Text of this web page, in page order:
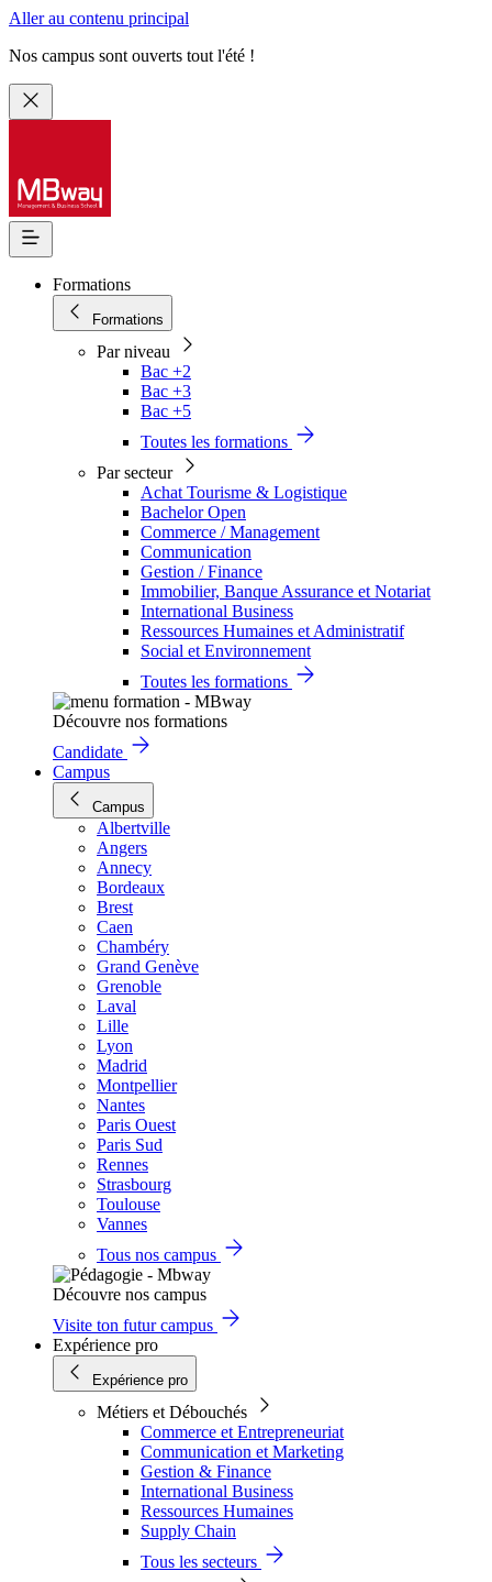
Aller au contenu principal
Nos campus sont ouverts tout l'été !
Formations
Formations
Par niveau
Bac +2
Bac +3
Bac +5
Toutes les formations
Par secteur
Achat Tourisme & Logistique
Bachelor Open
Commerce / Management
Communication
Gestion / Finance
Immobilier, Banque Assurance et Notariat
International Business
Ressources Humaines et Administratif
Social et Environnement
Toutes les formations
Découvre nos formations
Candidate
Campus
Campus
Albertville
Angers
Annecy
Bordeaux
Brest
Caen
Chambéry
Grand Genève
Grenoble
Laval
Lille
Lyon
Madrid
Montpellier
Nantes
Paris Ouest
Paris Sud
Rennes
Strasbourg
Toulouse
Vannes
Tous nos campus
Découvre nos campus
Visite ton futur campus
Expérience pro
Expérience pro
Métiers et Débouchés
Commerce et Entrepreneuriat
Communication et Marketing
Gestion & Finance
International Business
Ressources Humaines
Supply Chain
Tous les secteurs